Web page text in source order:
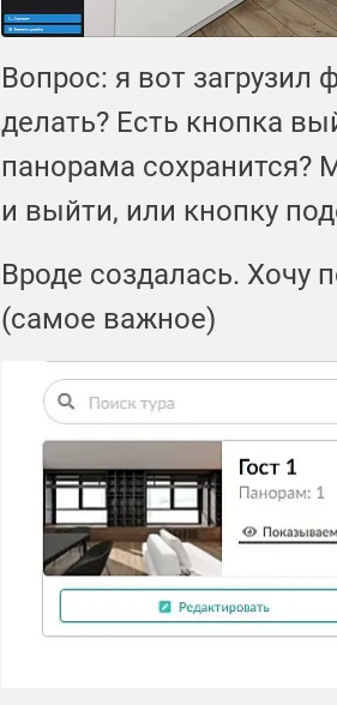
Вопрос: я вот
делать? Есть кнопка
панорама сохранится?
и выйти, или кнопку
Вроде создалась.
(самое важное)